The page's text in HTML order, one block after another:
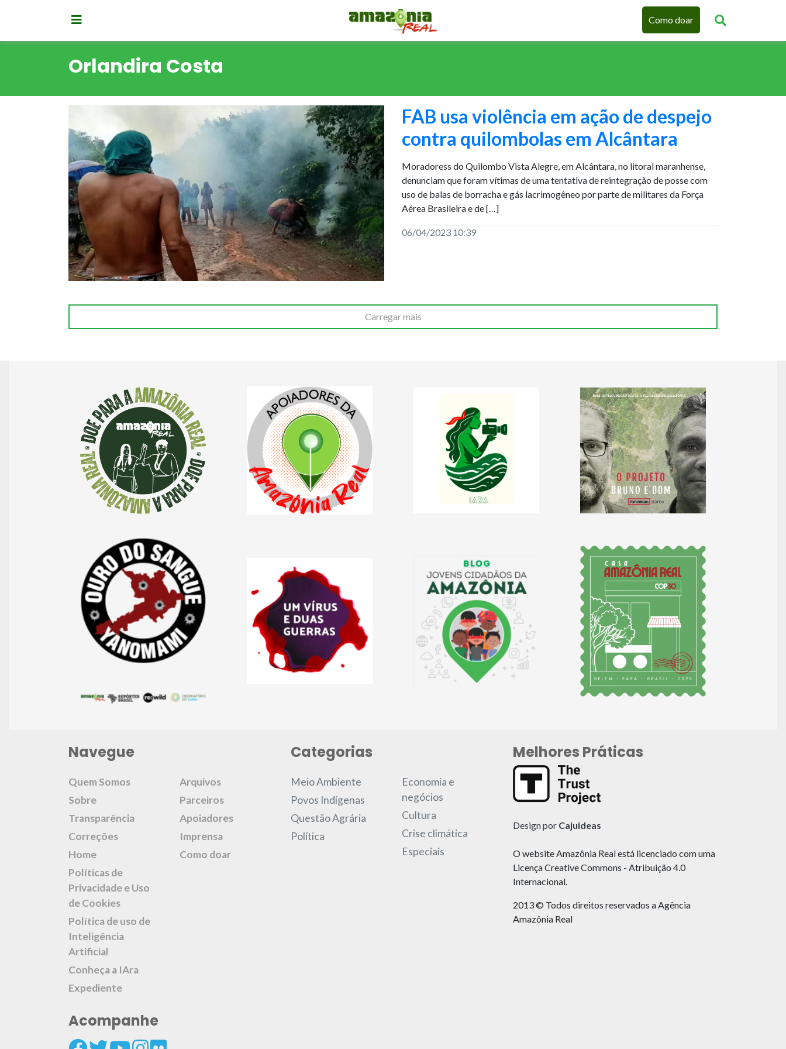
Como doar
Orlandira Costa
FAB usa violência em ação de despejo
contra quilombolas em Alcântara
Moradoress do Quilombo Vista Alegre, em Alcântara, no litoral maranhense,
denunciam que foram vítimas de uma tentativa de reintegração de posse com
uso de balas de borracha e gás lacrimogêneo por parte de militares da Força
Aérea Brasileira e de […]
06/04/2023 10:39
Carregar mais
Navegue
Quem Somos
Sobre
Transparência
Correções
Home
Políticas de
Privacidade e Uso
de Cookies
Política de uso de
Inteligência
Artificial
Conheça a IAra
Expediente
Arquivos
Parceiros
Apoiadores
Imprensa
Como doar
Acompanhe
Categorias
Meio Ambiente
Povos Indígenas
Questão Agrária
Política
Economia e
negócios
Cultura
Crise climática
Especiais
Melhores Práticas
Design por Cajuideas
O website Amazônia Real está licenciado com uma
Licença Creative Commons - Atribuição 4.0
Internacional.
2013 © Todos direitos reservados a Agência
Amazônia Real